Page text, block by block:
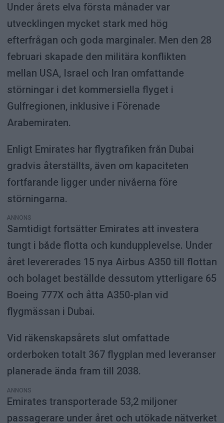
Under årets elva första månader var
utvecklingen mycket stark med hög
efterfrågan och goda marginaler. Men den 28
februari skapade den militära konflikten
mellan USA, Israel och Iran omfattande
störningar i det kommersiella flyget i
Gulfregionen, inklusive i Förenade
Arabemiraten.
Enligt Emirates har flygtrafiken från Dubai
gradvis återställts, även om kapaciteten
fortfarande ligger under nivåerna före
störningarna.
ANNONS
Samtidigt fortsätter Emirates att investera
tungt i både flotta och kundupplevelse. Under
året levererades 15 nya Airbus A350 till flottan
och bolaget beställde dessutom ytterligare 65
Boeing 777X och åtta A350-plan vid
flygmässan i Dubai.
Vid räkenskapsårets slut omfattade
orderboken totalt 367 flygplan med leveranser
planerade ända fram till 2038.
ANNONS
Emirates transporterade 53,2 miljoner
passagerare under året och utökade nätverket